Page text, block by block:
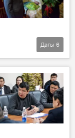
Дагы 6